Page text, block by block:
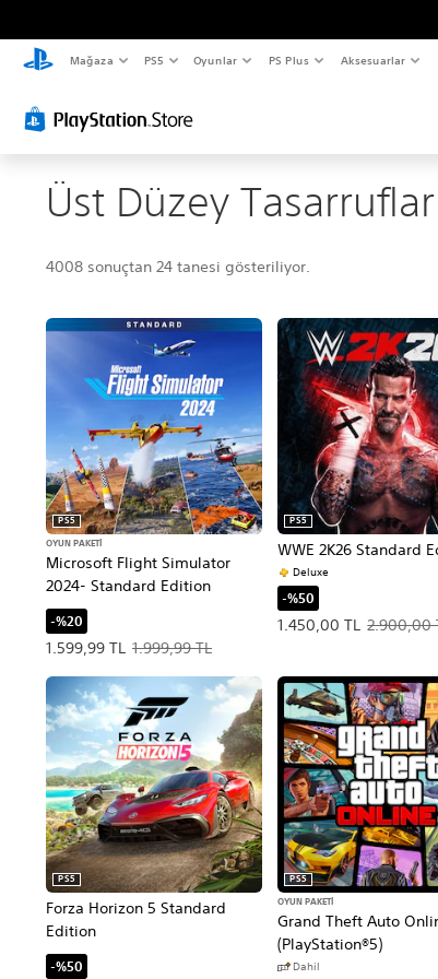
Mağaza PS5 Oyunlar PS Plus Aksesuarlar
Üst Düzey Tasarruflar
4008 sonuçtan 24 tanesi gösteriliyor.
Microsoft Flight Simulator
2024- Standard Edition
PS5
OYUN PAKETI
-%20
1.599,99 TL
Teklif edilen fiyat, 1.599,99 TL. Orijinal fiyat, 1.999,99 TL.
1.999,99 TL
WWE 2K26 Standard
PS5
Deluxe
-%50
1.450,00 TL
Teklif edilen fiyat,2.900,00
Forza Horizon 5 Standard
Edition
PS5
-%50
Grand Theft Auto
(PlayStation®5)
PS5
OYUN PAKETI
Dahil